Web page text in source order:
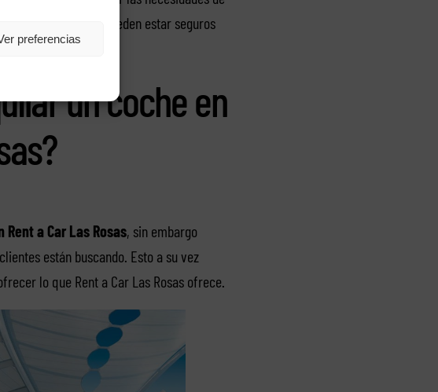
preferencias
clientes siempre pueden estar seguros
un coche en
a Car Las Rosas, sin embargo
están buscando. Esto a su vez
lo que Rent a Car Las Rosas ofrece.